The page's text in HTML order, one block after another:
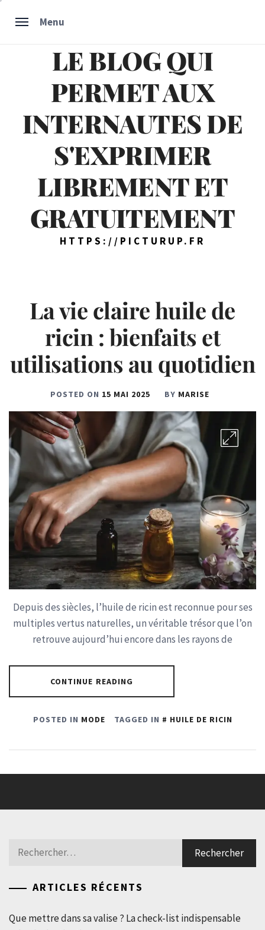
Menu
LE BLOG QUI
PERMET AUX
INTERNAUTES DE
S'EXPRIMER
LIBREMENT ET
GRATUITEMENT
HTTPS://PICTURUP.FR
La vie claire huile de
ricin : bienfaits et
utilisations au quotidien
POSTED ON 15 MAI 2025 BY MARISE
Depuis des siècles, l’huile de ricin est reconnue pour ses
multiples vertus naturelles, un véritable trésor que l’on
retrouve aujourd’hui encore dans les rayons de
CONTINUE READING
POSTED IN MODE TAGGED IN HUILE DE RICIN
Rechercher :
ARTICLES RÉCENTS
Que mettre dans sa valise ? La check-list indispensable